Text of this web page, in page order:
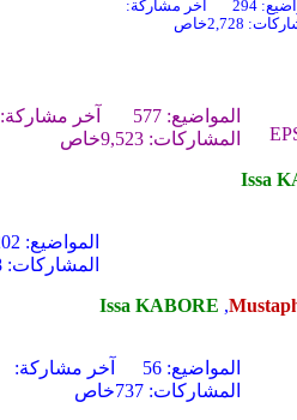
294
2,728
آخر مشاركة:
خاص
Issa
المواضيع: 577
المشاركات: 9,523
آخر مشاركة:
خاص
,
Issa KABORE
المواضيع: 202
المشاركات: 2,898
المواضيع: 56
المشاركات: 737
آخر مشاركة:
خاص